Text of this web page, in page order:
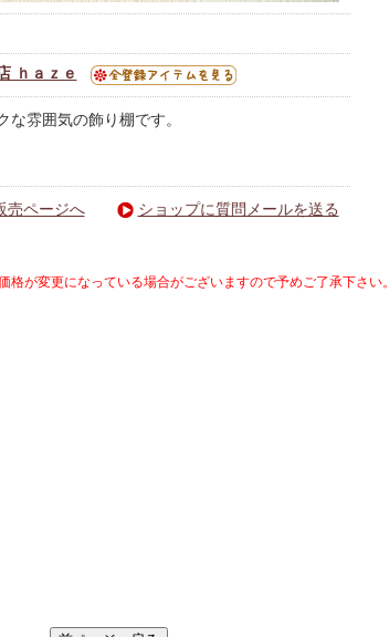
ｈａｚｅ
雰囲気の飾り棚です。
売ページへ ショップに質問メールを送る
が変更になっている場合がございますので予めご了承下さい。